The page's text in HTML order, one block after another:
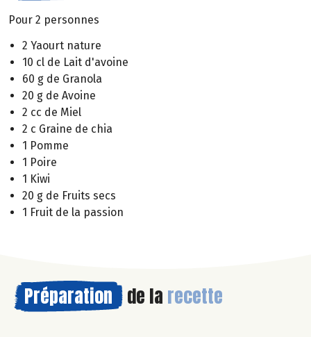
Pour 2 personnes
2 Yaourt nature
10 cl de Lait d'avoine
60 g de Granola
20 g de Avoine
2 cc de Miel
2 c Graine de chia
1 Pomme
1 Poire
1 Kiwi
20 g de Fruits secs
1 Fruit de la passion
Préparation de la recette